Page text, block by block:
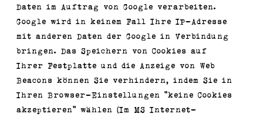
Daten im Auftrag von Google verarbeiten.
Google wird in keinem Fall Ihre IP-Adresse
mit anderen Daten der Google in Verbindung
bringen. Das Speichern von Cookies auf
Ihrer Festplatte und die Anzeige von Web
Beacons können Sie verhindern, indem Sie in
Ihren Browser-Einstellungen “keine Cookies
akzeptieren“ wählen (Im MS Internet-